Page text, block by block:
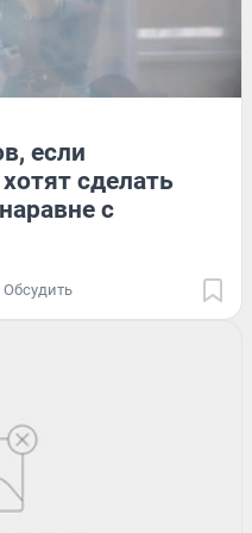
если
сделать
с
Обсудить